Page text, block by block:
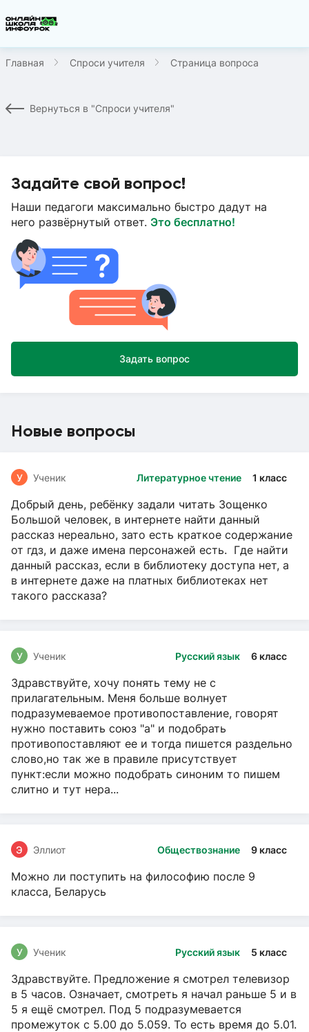
Главная Спроси учителя Страница вопроса
Вернуться в "Спроси учителя"
Задайте свой вопрос!
Наши педагоги максимально быстро дадут на
него развёрнутый ответ. Это бесплатно!
Задать вопрос
Новые вопросы
Литературное чтение 1 класс
У Ученик
Добрый день, ребёнку задали читать Зощенко
Большой человек, в интернете найти данный
рассказ нереально, зато есть краткое содержание
от гдз, и даже имена персонажей есть. Где найти
данный рассказ, если в библиотеку доступа нет, а
в интернете даже на платных библиотеках нет
такого рассказа?
Русский язык 6 класс
У Ученик
Здравствуйте, хочу понять тему не с
прилагательным. Меня больше волнует
подразумеваемое противопоставление, говорят
нужно поставить союз "а" и подобрать
противопоставляют ее и тогда пишется раздельно
слово,но так же в правиле присутствует
пункт:если можно подобрать синоним то пишем
слитно и тут нера...
Обществознание 9 класс
Э Эллиот
Можно ли поступить на философию после 9
класса, Беларусь
Русский язык 5 класс
У Ученик
Здравствуйте. Предложение я смотрел телевизор
в 5 часов. Означает, смотреть я начал раньше 5 и в
5 я ещё смотрел. Под 5 подразумевается
промежуток с 5.00 до 5.059. То есть время до 5.01.